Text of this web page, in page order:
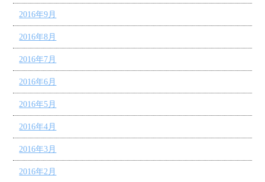
2016年9月
2016年8月
2016年7月
2016年6月
2016年5月
2016年4月
2016年3月
2016年2月